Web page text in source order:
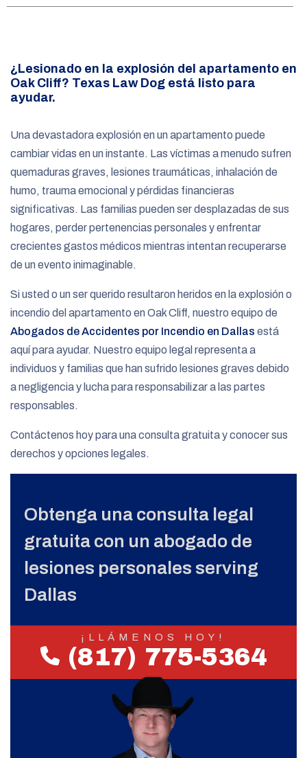
o
¿Lesionado en la explosión del apartamento en
Oak Cliff? Texas Law Dog está listo para
ayudar.
Una devastadora explosión en un apartamento puede
cambiar vidas en un instante. Las víctimas a menudo sufren
quemaduras graves, lesiones traumáticas, inhalación de
humo, trauma emocional y pérdidas financieras
significativas. Las familias pueden ser desplazadas de sus
hogares, perder pertenencias personales y enfrentar
crecientes gastos médicos mientras intentan recuperarse
de un evento inimaginable.
Si usted o un ser querido resultaron heridos en la explosión o
incendio del apartamento en Oak Cliff, nuestro equipo de
Abogados de Accidentes por Incendio en Dallas está
aquí para ayudar. Nuestro equipo legal representa a
individuos y familias que han sufrido lesiones graves debido
a negligencia y lucha para responsabilizar a las partes
responsables.
Contáctenos hoy para una consulta gratuita y conocer sus
derechos y opciones legales.
Obtenga una consulta legal
gratuita con un abogado de
lesiones personales serving
Dallas
¡LLÁMENOS HOY!
(817) 775-5364